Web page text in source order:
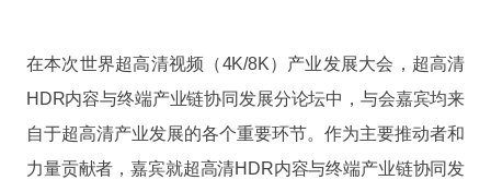
在本次世界超高清视频（4K/8K）产业发展大会，超高清
HDR内容与终端产业链协同发展分论坛中，与会嘉宾均来
自于超高清产业发展的各个重要环节。作为主要推动者和
力量贡献者，嘉宾就超高清HDR内容与终端产业链协同发